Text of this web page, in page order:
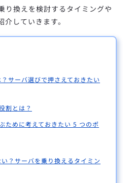
り換えを検討するタイミングや
していきます。
サーバ選びで押さえておきたい
割とは？
ために考えておきたい 5 つのポ
？サーバを乗り換えるタイミン